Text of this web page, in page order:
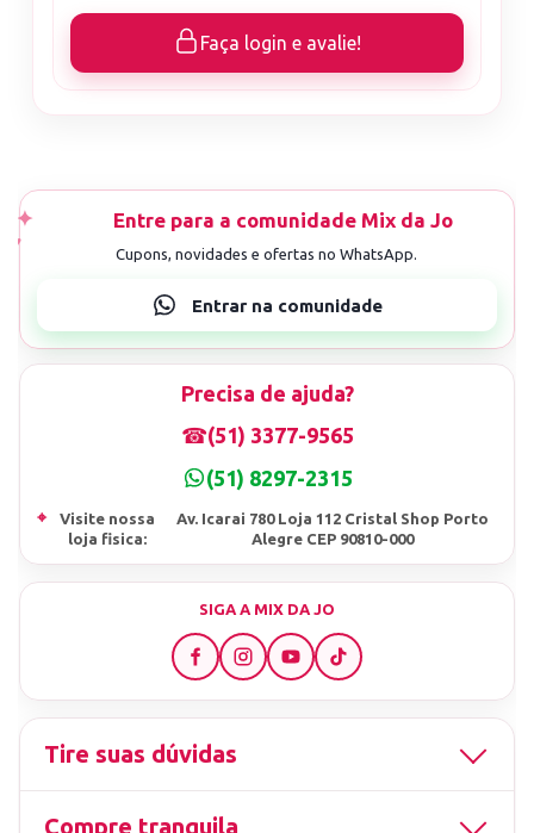
Faça login e avalie!
Precisa de ajuda?
☎(51) 3377-9565
(51) 8297-2315
⌖
Visite nossa
loja fisica:
Av. Icarai 780 Loja 112 Cristal Shop Porto
Alegre CEP 90810-000
SIGA A MIX DA JO
Tire suas dúvidas
Compre tranquila